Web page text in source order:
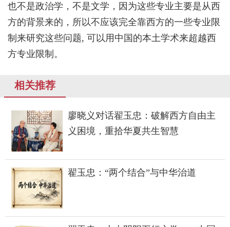
也不是政治学，不是文学，因为这些专业主要是从西
方的背景来的，所以不应该完全靠西方的一些专业限
制来研究这些问题, 可以用中国的本土学术来超越西
方专业限制。
相关推荐
廖晓义对话翟玉忠：破解西方自由主
义困境，重拾华夏共生智慧
翟玉忠：“两个结合”与中华治道